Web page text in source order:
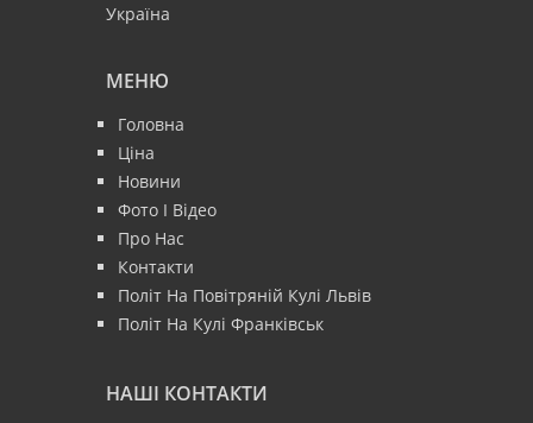
Україна
МЕНЮ
Головна
Ціна
Новини
Фото І Відео
Про Нас
Контакти
Політ На Повітряній Кулі Львів
Політ На Кулі Франківськ
НАШІ КОНТАКТИ